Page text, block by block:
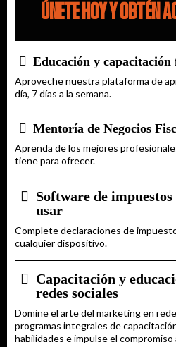
ÚNETE HOY Y OBTÉN
Educación y
Aproveche nuestra plataforma de
día, 7 días a la semana.
Mentoría de Negocios
Aprenda de los mejores
tiene para ofrecer.
Software de
usar
Complete declaraciones de
cualquier dispositivo.
Capacitación y
redes sociales
Domine el arte del marketing en
programas integrales de
habilidades e impulse el